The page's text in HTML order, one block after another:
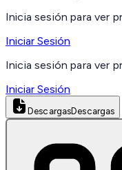
Inicia sesión para ver
Iniciar Sesión
Inicia sesión para ver
Iniciar Sesión
DescargasDescargas